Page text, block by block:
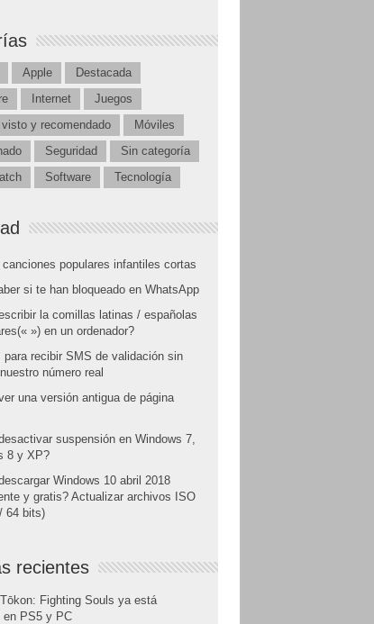
Apple
Destacada
Internet
Juegos
visto y recomendado
Móviles
Seguridad
Sin categoría
Software Tecnología
canciones populares infantiles cortas
si te han bloqueado en WhatsApp
la comillas latinas / españolas
») en un ordenador?
para recibir SMS de validación sin
número real
una versión antigua de página
suspensión en Windows 7,
8 y XP?
Windows 10 abril 2018
y gratis? Actualizar archivos ISO
64 bits)
recientes
Fighting Souls ya está
en PS5 y PC